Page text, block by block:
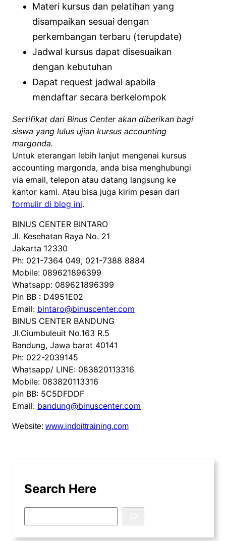
Materi kursus dan pelatihan yang
disampaikan sesuai dengan
perkembangan terbaru (terupdate)
Jadwal kursus dapat disesuaikan
dengan kebutuhan
Dapat request jadwal apabila
mendaftar secara berkelompok
Sertifikat dari Binus Center akan diberikan bagi
siswa yang lulus ujian kursus accounting
margonda.
Untuk eterangan lebih lanjut mengenai kursus
accounting margonda, anda bisa menghubungi
via email, telepon atau datang langsung ke
kantor kami. Atau bisa juga kirim pesan dari
formulir di blog ini.
BINUS CENTER BINTARO
Jl. Kesehatan Raya No. 21
Jakarta 12330
Ph: 021-7364 049, 021-7388 8884
Mobile: 089621896399
Whatsapp: 089621896399
Pin BB : D4951E02
Email: bintaro@binuscenter.com
BINUS CENTER BANDUNG
Jl.Ciumbuleuit No.163 R.5
Bandung, Jawa barat 40141
Ph: 022-2039145
Whatsapp/ LINE: 083820113316
Mobile: 083820113316
pin BB: 5C5DFDDF
Email: bandung@binuscenter.com
Website: www.indoittraining.com
Search Here
e
a